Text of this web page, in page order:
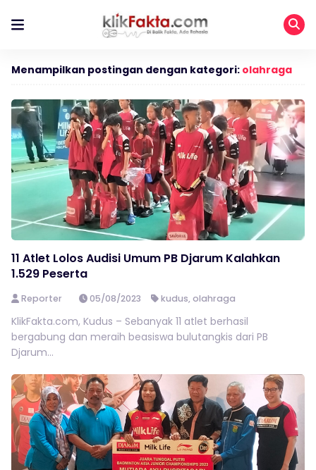
Menampilkan postingan dengan kategori: olahraga
11 Atlet Lolos Audisi Umum PB Djarum Kalahkan
1.529 Peserta
Reporter 05/08/2023 kudus,olahraga
KlikFakta.com, Kudus – Sebanyak 11 atlet berhasil
bergabung dan meraih beasiswa bulutangkis dari PB
Djarum...